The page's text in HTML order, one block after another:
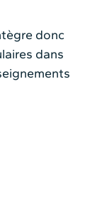
donc
dans